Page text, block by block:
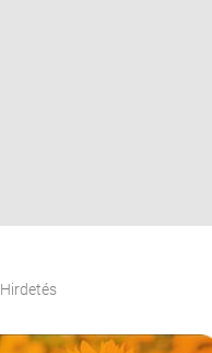
Hirdetés